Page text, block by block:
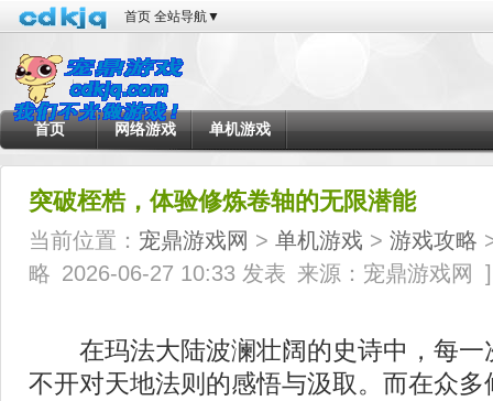
首页 全站导航▼
首页 网络游戏 单机游戏
突破桎梏，体验修炼卷轴的无限潜能
当前位置： 宠鼎游戏网 > 单机游戏 > 游戏攻略
略 2026-06-27 10:33 发表 来源：宠鼎游戏网 ]
在玛法大陆波澜壮阔的史诗中，每一
不开对天地法则的感悟与汲取。而在众